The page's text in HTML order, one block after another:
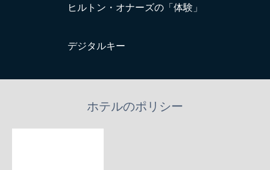
ヒルトン・オナーズの「体験」
デジタルキー
ホテルのポリシー